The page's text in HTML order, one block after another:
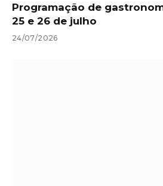
Programação de
25 e 26 de julho
24/07/2026